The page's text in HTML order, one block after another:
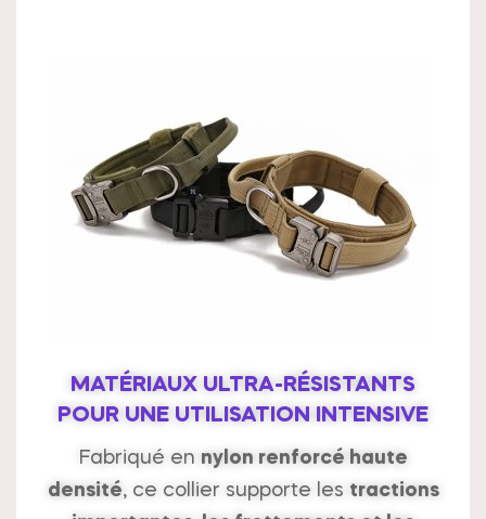
MATÉRIAUX ULTRA-RÉSISTANTS
POUR UNE UTILISATION INTENSIVE
Fabriqué en nylon renforcé haute
densité, ce collier supporte les tractions